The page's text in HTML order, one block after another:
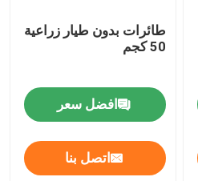
طائرات بدون طيار زراعية
50 كجم
افضل سعر
اتصل بنا